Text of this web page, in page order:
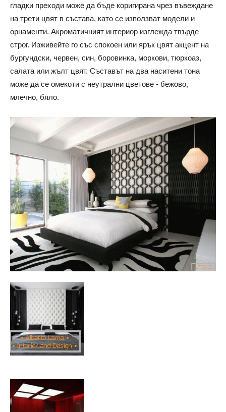
гладки преходи може да бъде коригирана чрез въвеждане
на трети цвят в състава, като се използват модели и
орнаменти. Акроматичният интериор изглежда твърде
строг. Изживейте го със спокоен или ярък цвят акцент на
бургундски, червен, син, боровинка, моркови, тюркоаз,
салата или жълт цвят. Съставът на два наситени тона
може да се омекоти с неутрални цветове - бежово,
млечно, бяло.